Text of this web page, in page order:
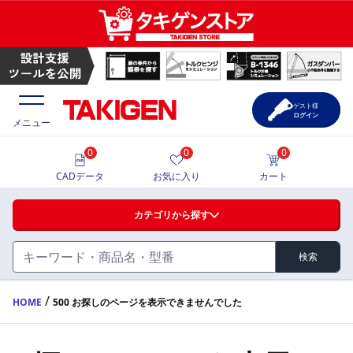
ハンドル・取手・つまみ・周辺機器
FA・A
蝶番・ステー・周辺機器
価格一覧
製品カタログ
メニュー
カテゴリから探す
検索
0
CADデータ
0
お気に入り
0
カート
ゲスト様
ログイン
HOME / 500 お探しのページを表示できませんでした